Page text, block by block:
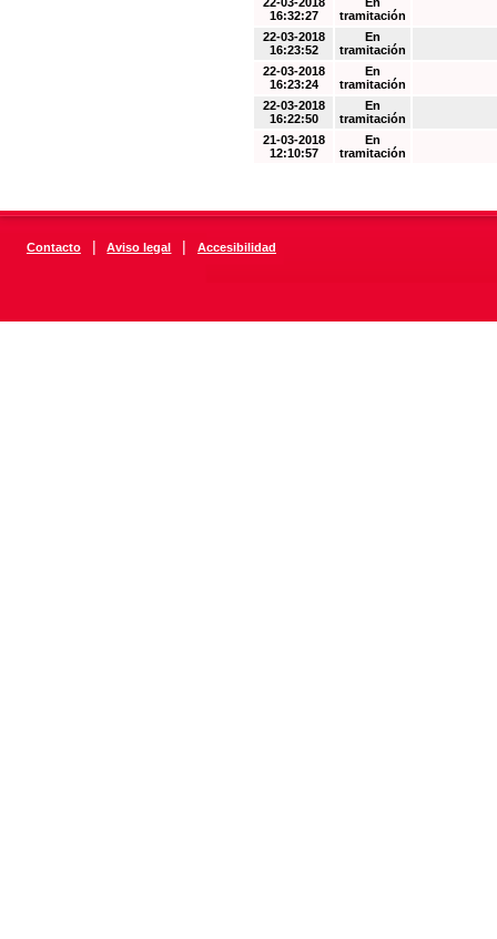
16:32:27
tramitación
22-03-2018
16:23:52
En
tramitación
22-03-2018
16:23:24
En
tramitación
22-03-2018
16:22:50
En
tramitación
21-03-2018
12:10:57
En
tramitación
Contacto | Aviso legal | Accesibilidad